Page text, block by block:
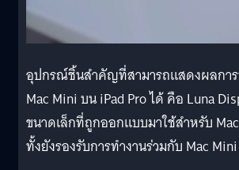
อุปกรณ์ชิ้นสำคัญที่สามารถแสดงผลการ
Mac Mini บน iPad Pro ได้ คือ Luna
ขนาดเล็กที่ถูกออกแบบมาใช้สำหรับ
ทั้งยังรองรับการทำงานร่วมกับ Mac